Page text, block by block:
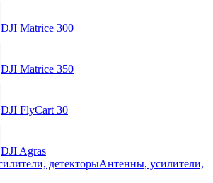
DJI Matrice 300
DJI Matrice 350
DJI FlyCart 30
DJI Agras
Антенны, усилители,